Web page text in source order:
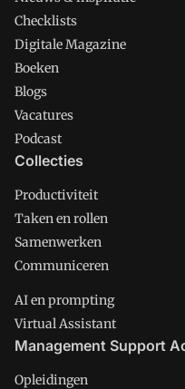
Checklists
Digitale Magazine
Boeken
Blogs
Vacatures
Podcast
Collecties
Productiviteit
Taken en rollen
Samenwerken
Communiceren
AI en prompting
Virtual Assistant
Management Support
Opleidingen